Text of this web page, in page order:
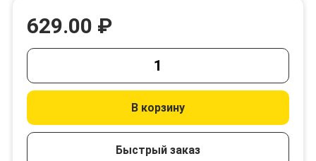
629.00 ₽
В корзину
Быстрый заказ